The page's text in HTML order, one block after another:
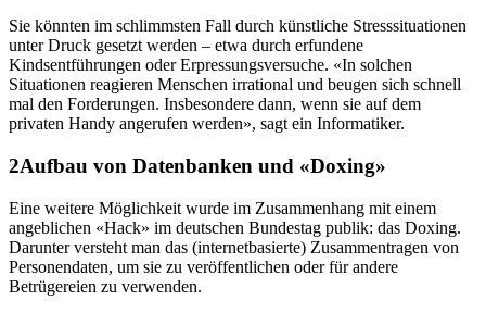
Sie könnten im schlimmsten Fall durch künstliche Stresssituationen
unter Druck gesetzt werden – etwa durch erfundene
Kindsentführungen oder Erpressungsversuche. «In solchen
Situationen reagieren Menschen irrational und beugen sich schnell
mal den Forderungen. Insbesondere dann, wenn sie auf dem
privaten Handy angerufen werden», sagt ein Informatiker.
Aufbau von Datenbanken und «Doxing»
Eine weitere Möglichkeit wurde im Zusammenhang mit einem
angeblichen «Hack» im deutschen Bundestag publik: das Doxing.
Darunter versteht man das (internetbasierte) Zusammentragen von
Personendaten, um sie zu veröffentlichen oder für andere
Betrügereien zu verwenden.